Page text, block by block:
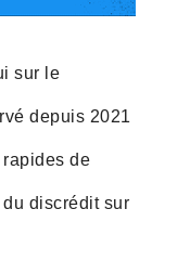
sur le
depuis 2021
de
discrédit sur